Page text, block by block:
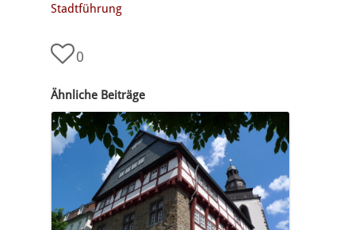
Stadtführung
0
Ähnliche Beiträge